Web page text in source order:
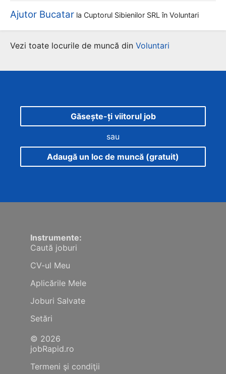
Ajutor Bucatar la Cuptorul Sibienilor SRL în Voluntari
Vezi toate locurile de muncă din Voluntari
Găsește-ți viitorul job
sau
Adaugă un loc de muncă (gratuit)
Instrumente:
Caută joburi
CV-ul Meu
Aplicările Mele
Joburi Salvate
Setări
© 2026
jobRapid.ro
Termeni şi condiţii